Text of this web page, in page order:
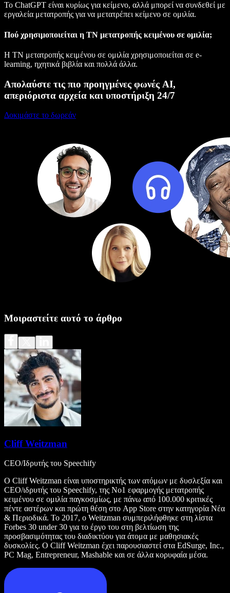
Το ChatGPT είναι κυρίως για κείμενο, αλλά μπορεί να συνδεθεί με
εργαλεία μετατροπής για να μετατρέπει κείμενο σε ομιλία.
Πού χρησιμοποιείται η ΤΝ μετατροπής κειμένου σε ομιλία;
Η ΤΝ μετατροπής κειμένου σε ομιλία χρησιμοποιείται σε e-
learning, ηχητικά βιβλία και πολλά άλλα.
Απολαύστε τις πιο προηγμένες φωνές AI,
απεριόριστα αρχεία και υποστήριξη 24/7
Δοκιμάστε το δωρεάν
Μοιραστείτε αυτό το άρθρο
Cliff Weitzman
CEO/Ιδρυτής του Speechify
Ο Cliff Weitzman είναι υποστηρικτής των ατόμων με δυσλεξία και
CEO/ιδρυτής του Speechify, της Νο1 εφαρμογής μετατροπής
κειμένου σε ομιλία παγκοσμίως, με πάνω από 100.000 κριτικές
πέντε αστέρων και πρώτη θέση στο App Store στην κατηγορία Νέα
& Περιοδικά. Το 2017, ο Weitzman συμπεριλήφθηκε στη λίστα
Forbes 30 under 30 για το έργο του στη βελτίωση της
προσβασιμότητας του διαδικτύου για άτομα με μαθησιακές
δυσκολίες. Ο Cliff Weitzman έχει παρουσιαστεί στα EdSurge, Inc.,
PC Mag, Entrepreneur, Mashable και σε άλλα κορυφαία μέσα.